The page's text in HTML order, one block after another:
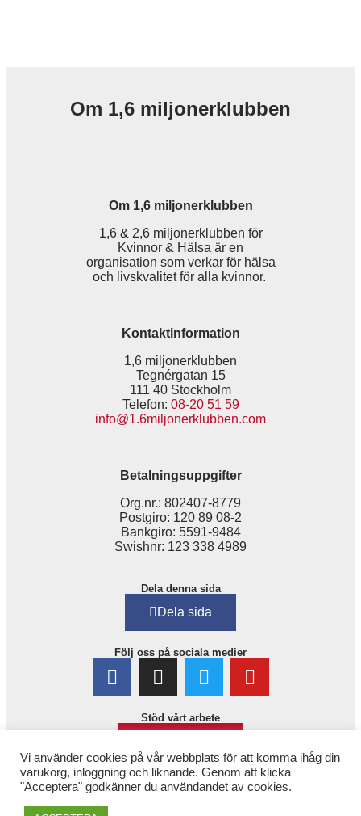
Om 1,6 miljonerklubben
Om 1,6 miljonerklubben
1,6 & 2,6 miljonerklubben för
Kvinnor & Hälsa är en
organisation som verkar för hälsa
och livskvalitet för alla kvinnor.
Kontaktinformation
1,6 miljonerklubben
Tegnérgatan 15
111 40 Stockholm
Telefon: 08-20 51 59
info@1.6miljonerklubben.com
Betalningsuppgifter
Org.nr.: 802407-8779
Postgiro: 120 89 08-2
Bankgiro: 5591-9484
Swishnr: 123 338 4989
Dela denna sida
Dela sida
Följ oss på sociala medier
Stöd vårt arbete
Vi använder cookies på vår webbplats för att komma ihåg din
varukorg, inloggning och liknande. Genom att klicka
"Acceptera" godkänner du användandet av cookies.